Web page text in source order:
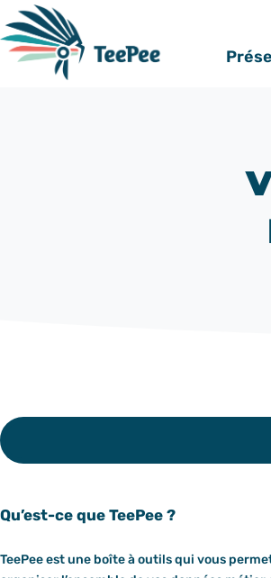
Qu’est-ce que TeePee ?
TeePee est une boîte à outils qui vous